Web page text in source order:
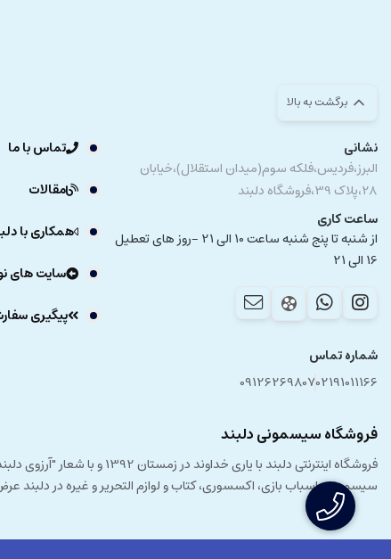
برگشت به بالا
نشانی
البرز،فردیس،فلکه سوم(میدان استقلال)،خیابان
28،پلاک 39،فروشگاه دلبند
ساعت کاری
از شنبه تا پنج شنبه ساعت 10 الی 21 -روز های تعطیل
16 الی 21
شماره تماس
02191011166
09126269807
تماس با ما
مقالات
همکاری با
سایت های
پیگیری
فروشگاه سیسمونی دلبند
فروشگاه اینترنتی دلبند
سیسمونی، اسباب بازی، اکسسوری، کتاب و لوازم التحریر و غیره در دلبند